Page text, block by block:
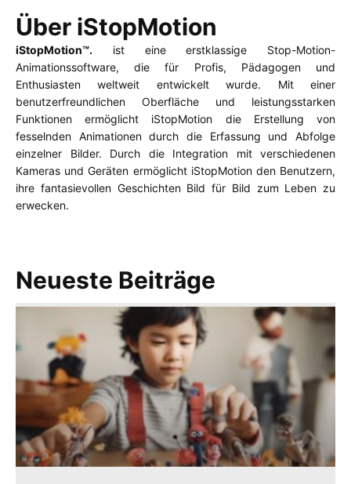
Über iStopMotion
iStopMotion™. ist eine erstklassige Stop-Motion-
Animationssoftware, die für Profis, Pädagogen und
Enthusiasten weltweit entwickelt wurde. Mit einer
benutzerfreundlichen Oberfläche und leistungsstarken
Funktionen ermöglicht iStopMotion die Erstellung von
fesselnden Animationen durch die Erfassung und Abfolge
einzelner Bilder. Durch die Integration mit verschiedenen
Kameras und Geräten ermöglicht iStopMotion den Benutzern,
ihre fantasievollen Geschichten Bild für Bild zum Leben zu
erwecken.
Neueste Beiträge